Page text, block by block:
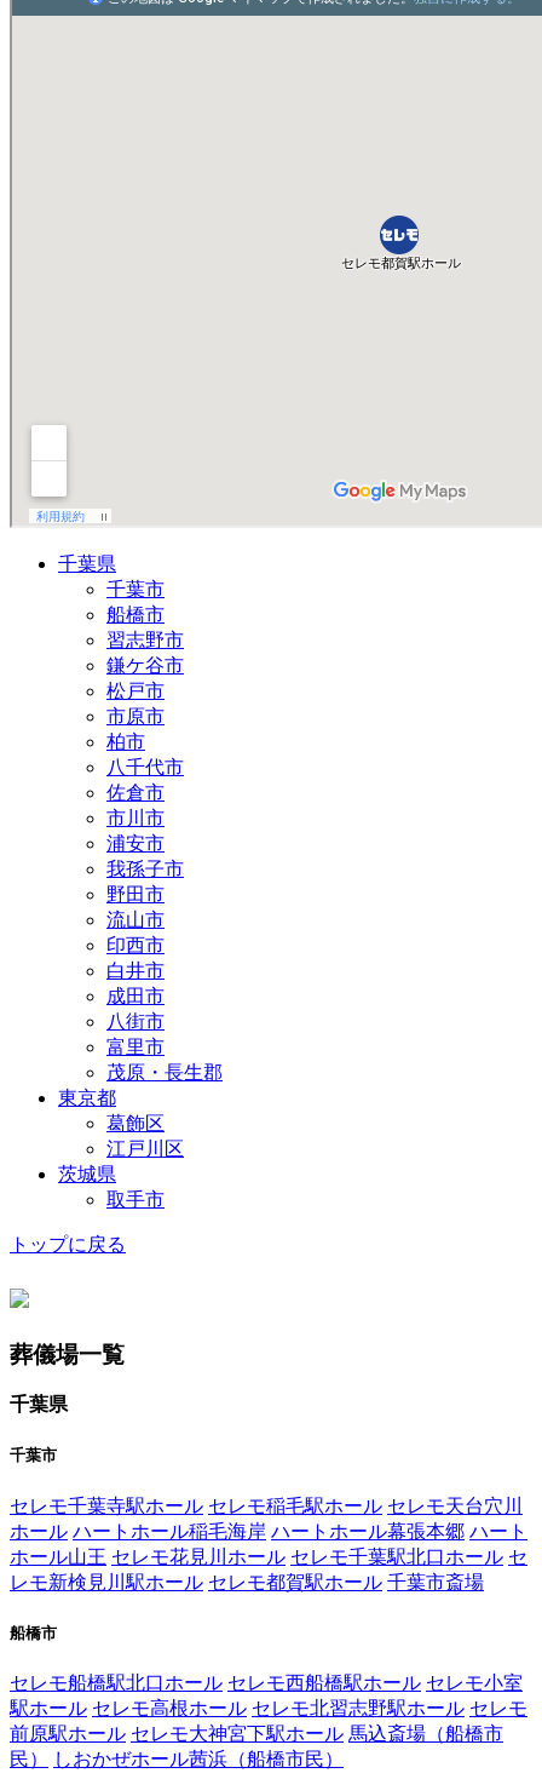
千葉県
千葉市
船橋市
習志野市
鎌ケ谷市
松戸市
市原市
柏市
八千代市
佐倉市
市川市
浦安市
我孫子市
野田市
流山市
印西市
白井市
成田市
八街市
富里市
茂原・長生郡
東京都
葛飾区
江戸川区
茨城県
取手市
トップに戻る
葬儀場一覧
千葉県
千葉市
セレモ千葉寺駅ホール セレモ稲毛駅ホール セレモ天台穴川
ホール ハートホール稲毛海岸 ハートホール幕張本郷 ハート
ホール山王 セレモ花見川ホール セレモ千葉駅北口ホール セ
レモ新検見川駅ホール セレモ都賀駅ホール 千葉市斎場
船橋市
セレモ船橋駅北口ホール セレモ西船橋駅ホール セレモ小室
駅ホール セレモ高根ホール セレモ北習志野駅ホール セレモ
前原駅ホール セレモ大神宮下駅ホール 馬込斎場（船橋市
民）
しおかぜホール茜浜（船橋市民）